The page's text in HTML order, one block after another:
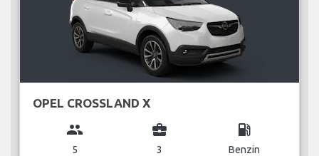
OPEL CROSSLAND X
group
5
business_center
3
local_gas_station
Benzin